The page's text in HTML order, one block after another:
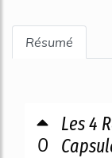
Résumé
0
Les 4